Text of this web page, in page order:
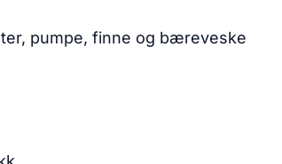
pumpe, finne og bæreveske